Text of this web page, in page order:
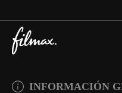
INFORMACIÓN